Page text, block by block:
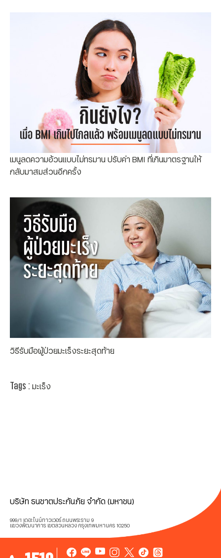
เมนูลดความอ้วนแบบไม่ทรมาน ปรับค่า BMI ที่เกินมาตรฐานให้
กลับมาสมส่วนอีกครั้ง
วิธีรับมือผู้ป่วยมะเร็งระยะสุดท้าย
Tags : มะเร็ง
บริษัท ธนชาตประกันภัย จำกัด (มหาชน)
999/1 เดอะไนน์ทาวเวอร์ ถนนพระราม 9
แขวงพัฒนาการ เขตสวนหลวง กรุงเทพมหานคร 10250